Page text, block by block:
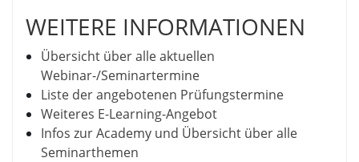
WEITERE INFORMATIONEN
Übersicht über alle aktuellen
Webinar-/Seminartermine
Liste der angebotenen Prüfungstermine
Weiteres E-Learning-Angebot
Infos zur Academy und Übersicht über alle
Seminarthemen